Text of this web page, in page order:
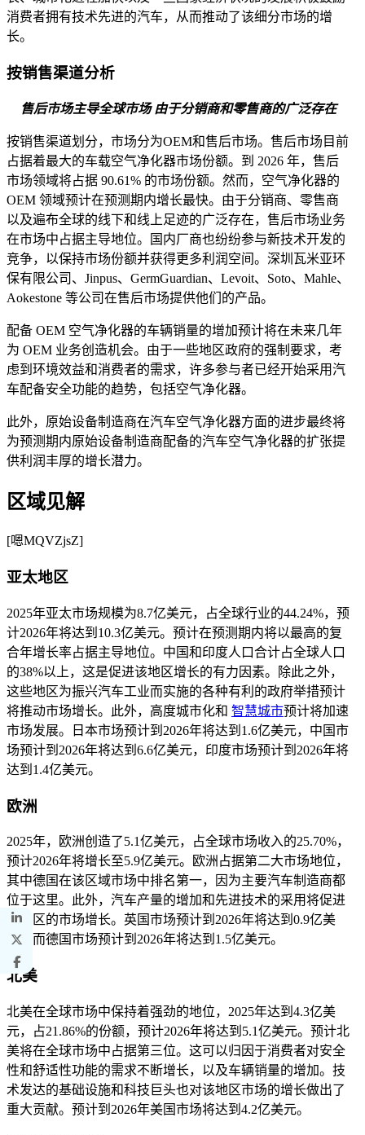
消费者拥有技术先进的汽车，从而推动了该细分市场的增
长。
按销售渠道分析
售后市场主导全球市场 由于分销商和零售商的广泛存在
按销售渠道划分，市场分为OEM和售后市场。售后市场目前
占据着最大的车载空气净化器市场份额。到 2026 年，售后
市场领域将占据 90.61% 的市场份额。然而，空气净化器的
OEM 领域预计在预测期内增长最快。由于分销商、零售商
以及遍布全球的线下和线上足迹的广泛存在，售后市场业务
在市场中占据主导地位。国内厂商也纷纷参与新技术开发的
竞争，以保持市场份额并获得更多利润空间。深圳瓦米亚环
保有限公司、Jinpus、GermGuardian、Levoit、Soto、Mahle、
Aokestone 等公司在售后市场提供他们的产品。
配备 OEM 空气净化器的车辆销量的增加预计将在未来几年
为 OEM 业务创造机会。由于一些地区政府的强制要求，考
虑到环境效益和消费者的需求，许多参与者已经开始采用汽
车配备安全功能的趋势，包括空气净化器。
此外，原始设备制造商在汽车空气净化器方面的进步最终将
为预测期内原始设备制造商配备的汽车空气净化器的扩张提
供利润丰厚的增长潜力。
区域见解
[嗯MQVZjsZ]
亚太地区
2025年亚太市场规模为8.7亿美元，占全球行业的44.24%，预
计2026年将达到10.3亿美元。预计在预测期内将以最高的复
合年增长率占据主导地位。中国和印度人口合计占全球人口
的38%以上，这是促进该地区增长的有力因素。除此之外，
这些地区为振兴汽车工业而实施的各种有利的政府举措预计
将推动市场增长。此外，高度城市化和 智慧城市预计将加速
市场发展。日本市场预计到2026年将达到1.6亿美元，中国市
场预计到2026年将达到6.6亿美元，印度市场预计到2026年将
达到1.4亿美元。
欧洲
2025年，欧洲创造了5.1亿美元，占全球市场收入的25.70%，
预计2026年将增长至5.9亿美元。欧洲占据第二大市场地位，
其中德国在该区域市场中排名第一，因为主要汽车制造商都
位于这里。此外，汽车产量的增加和先进技术的采用将促进
该地区的市场增长。英国市场预计到2026年将达到0.9亿美
元，而德国市场预计到2026年将达到1.5亿美元。
北美
北美在全球市场中保持着强劲的地位，2025年达到4.3亿美
元，占21.86%的份额，预计2026年将达到5.1亿美元。预计北
美将在全球市场中占据第三位。这可以归因于消费者对安全
性和舒适性功能的需求不断增长，以及车辆销量的增加。技
术发达的基础设施和科技巨头也对该​​地区市场的增长做出了
重大贡献。预计到2026年美国市场将达到4.2亿美元。